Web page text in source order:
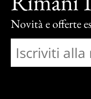
Novità e offerte